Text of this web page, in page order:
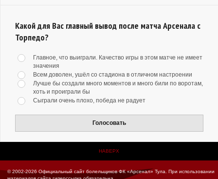
Какой для Вас главный вывод после матча Арсенала с
Торпедо?
Главное, что выиграли. Качество игры в этом матче не имеет
значения
Всем доволен, ушёл со стадиона в отличном настроении
Лучше бы создали много моментов и много били по воротам,
хоть и проиграли бы
Сыграли очень плохо, победа не радует
Голосовать
НАВЕРХ
© 2002-2026 Официальный сайт болельщиков ФК «Арсенал» Тула.
При использовании